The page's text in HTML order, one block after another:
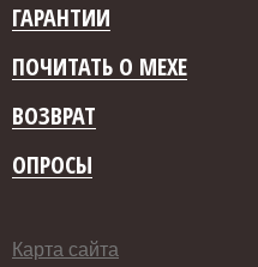
ГАРАНТИИ
ПОЧИТАТЬ О МЕХЕ
ВОЗВРАТ
ОПРОСЫ
Карта сайта